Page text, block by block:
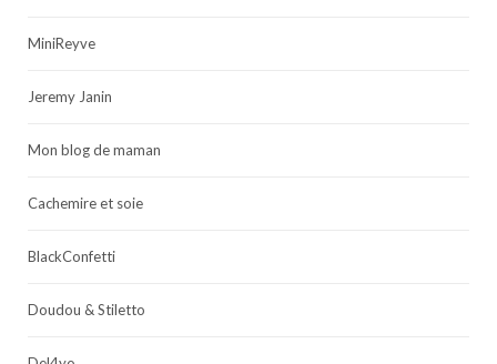
MiniReyve
Jeremy Janin
Mon blog de maman
Cachemire et soie
BlackConfetti
Doudou & Stiletto